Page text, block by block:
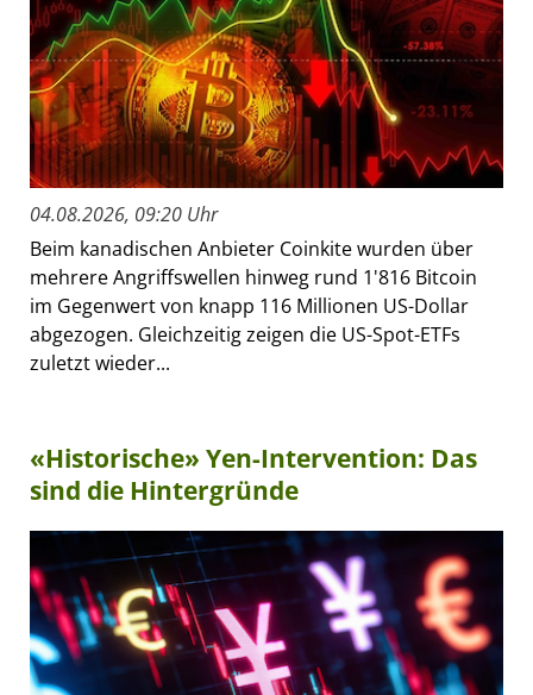
04.08.2026, 09:20 Uhr
Beim kanadischen Anbieter Coinkite wurden über
mehrere Angriffswellen hinweg rund 1'816 Bitcoin
im Gegenwert von knapp 116 Millionen US-Dollar
abgezogen. Gleichzeitig zeigen die US-Spot-ETFs
zuletzt wieder...
«Historische» Yen-Intervention: Das
sind die Hintergründe